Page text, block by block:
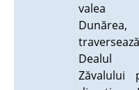
valea
Dunărea,
traversează
Dealul
Zăvalului